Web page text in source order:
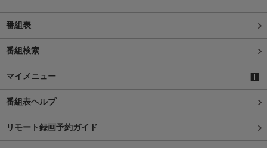
番組表
番組検索
マイメニュー
番組表ヘルプ
リモート録画予約ガイド